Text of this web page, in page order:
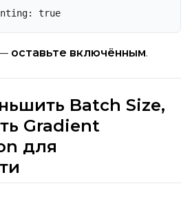
true
оставьте включённым.
Batch Size,
Gradient
для